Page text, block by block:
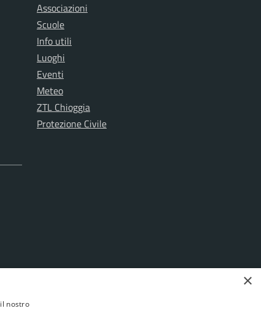
Associazioni
Scuole
Info utili
Luoghi
Eventi
Meteo
ZTL Chioggia
Protezione Civile
×
nostro